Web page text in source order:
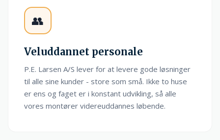
👥
Veluddannet personale
P.E. Larsen A/S lever for at levere gode løsninger
til alle sine kunder - store som små. Ikke to huse
er ens og faget er i konstant udvikling, så alle
vores montører videreuddannes løbende.